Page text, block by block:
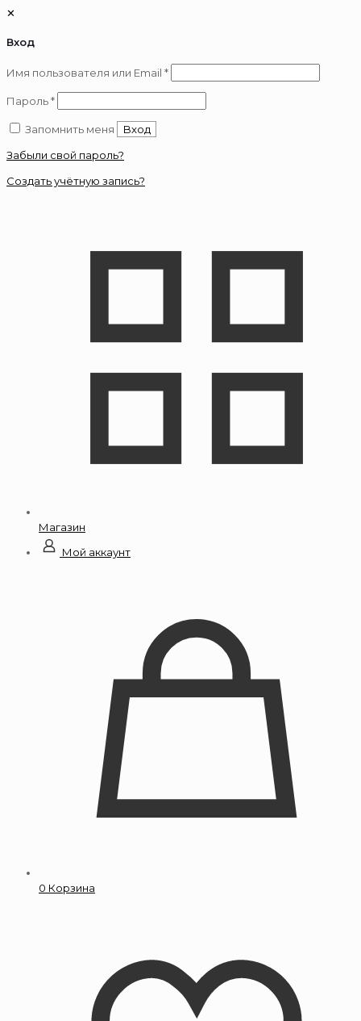
✕
Вход
Имя пользователя или Email *Обязательно
Пароль*Обязательно
Запомнить меня
Вход
Забыли свой пароль?
Создать учётную запись?
Магазин
Мой аккаунт
0 Корзина